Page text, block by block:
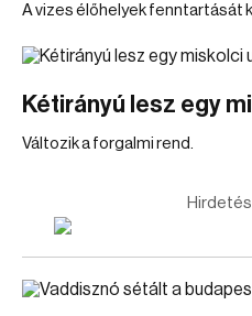
A vizes élőhelyek fenntartását
Kétirányú lesz egy
Változik a forgalmi rend.
Hirdetés